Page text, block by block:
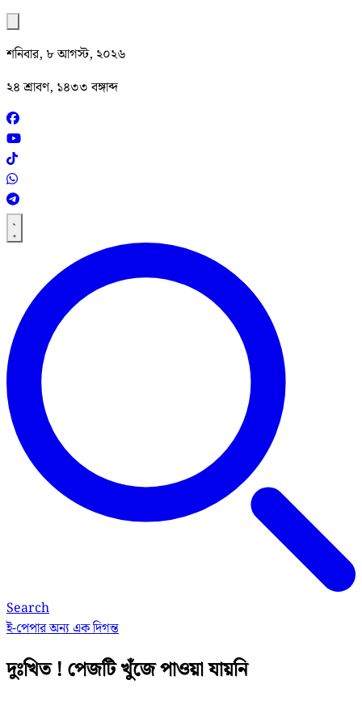
শনিবার, ৮ আগস্ট, ২০২৬
২৪ শ্রাবণ, ১৪৩৩ বঙ্গাব্দ
Search
ই-পেপারঅন্য এক দিগন্ত
দুঃখিত ! পেজটি খুঁজে পাওয়া যায়নি